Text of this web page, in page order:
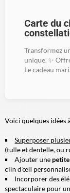
Carte du
Transformez
unique. ✨
Le cadeau
Voici quelques idées
Superposer
(tulle et dentelle, ou
Ajouter une
clin d'œil
Incorporer des
spectaculaire pour